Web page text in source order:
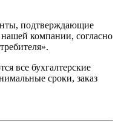
подтверждающие
компании, согласно
все бухгалтерские
сроки, заказ